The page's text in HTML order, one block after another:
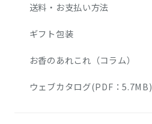
送料・お支払い方法
ギフト包装
お香のあれこれ（コラム）
ウェブカタログ(PDF：5.7MB)